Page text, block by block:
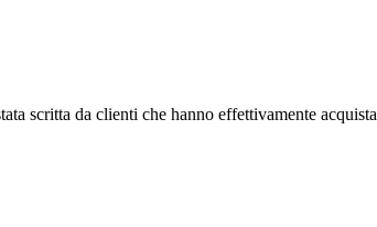
scritta da clienti che hanno effettivamente